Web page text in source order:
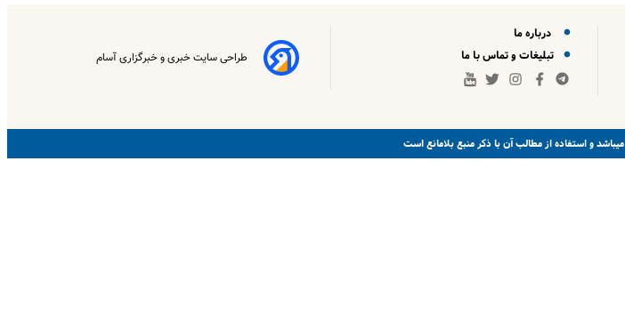
درباره ما
تبلیغات و تماس با ما
طراحی سایت خبری و خبرگزاری آسام
میباشد و استفاده از مطالب آن با ذکر منبع بلامانع است